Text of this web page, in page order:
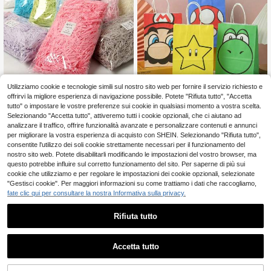
1 confezione 50/100g di carta velin
a colorata mixed per riempire scatol
e regalo, per il ritorno a scuola
3.48€
3altri venditori
60/200 pezzi Etichette regalo a te
asmodee
NEW 12 pezzi/Set Sacchetti di cart
a a tema molto Mario cartoni animat
i per feste di compleanno, sacchetti
regalo, sacchetti per lo shopping, re
gali per feste, Ognissanti, Natale, co
nfezioni regalo per il ritorno a scuol
a Asmodee
11.16€
1
Utilizziamo cookie e tecnologie simili sul nostro sito web per fornire il servizio richiesto e
offrirvi la migliore esperienza di navigazione possibile. Potete "Rifiuta tutto", "Accetta
tutto" o impostare le vostre preferenze sui cookie in qualsiasi momento a vostra scelta.
Selezionando "Accetta tutto", attiveremo tutti i cookie opzionali, che ci aiutano ad
analizzare il traffico, offrire funzionalità avanzate e personalizzare contenuti e annunci
per migliorare la vostra esperienza di acquisto con SHEIN. Selezionando "Rifiuta tutto",
consentite l'utilizzo dei soli cookie strettamente necessari per il funzionamento del
nostro sito web. Potete disabilitarli modificando le impostazioni del vostro browser, ma
questo potrebbe influire sul corretto funzionamento del sito. Per saperne di più sui
cookie che utilizziamo e per regolare le impostazioni dei cookie opzionali, selezionate
"Gestisci cookie". Per maggiori informazioni su come trattiamo i dati che raccogliamo,
fate clic qui per consultare la nostra Informativa sulla privacy.
Rifiuta tutto
Accetta tutto